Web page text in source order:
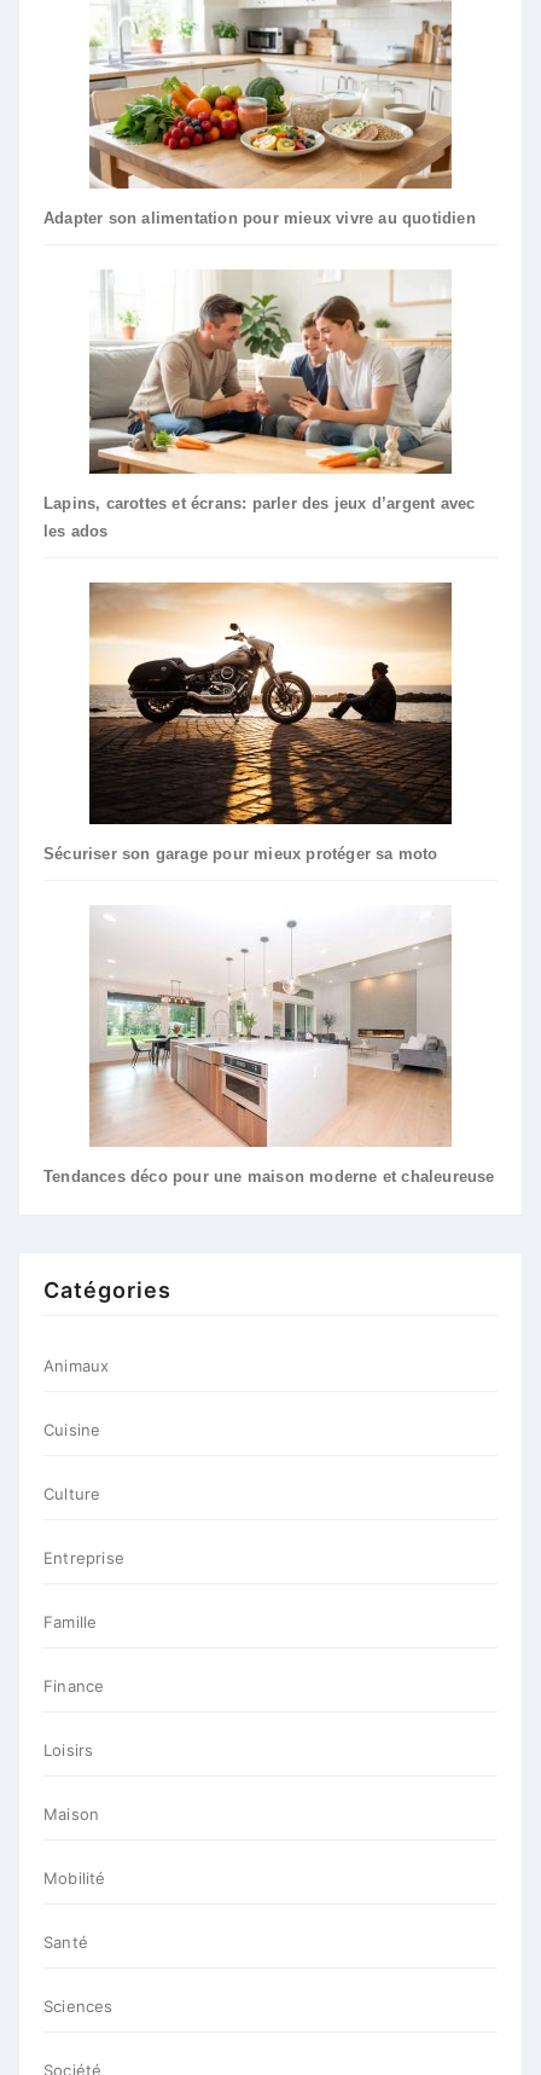
Adapter son alimentation pour mieux vivre au quotidien
Lapins, carottes et écrans: parler des jeux d’argent avec
les ados
Sécuriser son garage pour mieux protéger sa moto
Tendances déco pour une maison moderne et chaleureuse
Catégories
Animaux
Cuisine
Culture
Entreprise
Famille
Finance
Loisirs
Maison
Mobilité
Santé
Sciences
Société